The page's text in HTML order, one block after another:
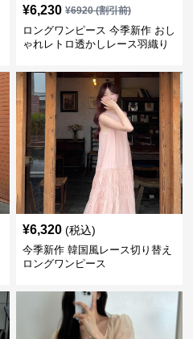
¥6,230 ¥6920(割引前)
ロングワンピース 今季新作 おし
ゃれレトロ透かしレース羽織り
¥6,320 (税込)
今季新作 韓国風レース切り替え
ロングワンピース